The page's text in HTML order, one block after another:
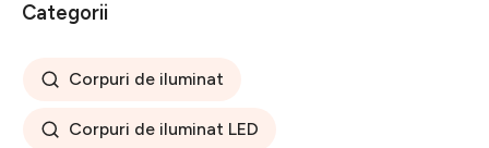
Categorii
Corpuri de iluminat
Corpuri de iluminat LED